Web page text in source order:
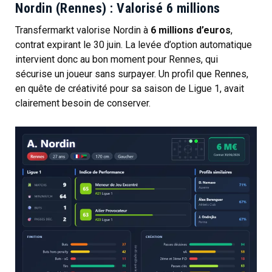
Nordin (Rennes) : Valorisé 6 millions
Transfermarkt valorise Nordin à 6 millions d’euros,
contrat expirant le 30 juin. La levée d’option automatique
intervient donc au bon moment pour Rennes, qui
sécurise un joueur sans surpayer. Un profil que Rennes,
en quête de créativité pour sa saison de Ligue 1, avait
clairement besoin de conserver.